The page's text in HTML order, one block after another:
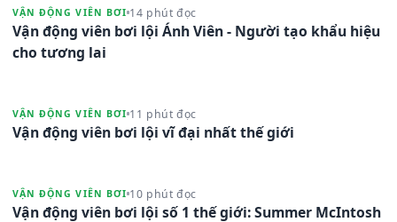
VẬN ĐỘNG VIÊN BƠI 14 phút đọc
Vận động viên bơi lội Ánh Viên - Người tạo khẩu hiệu
cho tương lai
VẬN ĐỘNG VIÊN BƠI 11 phút đọc
Vận động viên bơi lội vĩ đại nhất thế giới
VẬN ĐỘNG VIÊN BƠI 10 phút đọc
Vận động viên bơi lội số 1 thế giới: Summer McIntosh